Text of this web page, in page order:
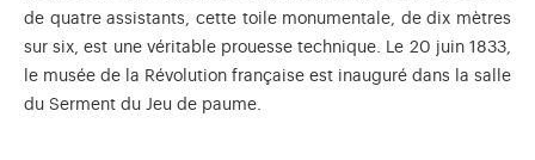
de quatre assistants, cette toile monumentale, de dix mètres
sur six, est une véritable prouesse technique. Le 20 juin 1833,
le musée de la Révolution française est inauguré dans la salle
du Serment du Jeu de paume.